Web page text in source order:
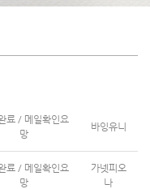
료 / 메일확인요
망
바잉유니
료 / 메일확인요
망
가넷피오
나